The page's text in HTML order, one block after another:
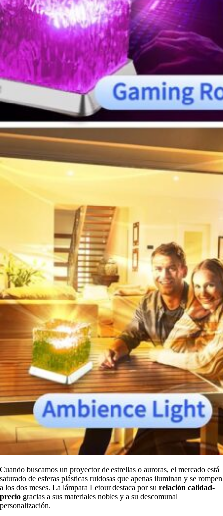
Cuando buscamos un proyector de estrellas o auroras, el mercado está
saturado de esferas plásticas ruidosas que apenas iluminan y se rompen
a los dos meses. La lámpara Letour destaca por su relación calidad-
precio gracias a sus materiales nobles y a su descomunal
personalización.